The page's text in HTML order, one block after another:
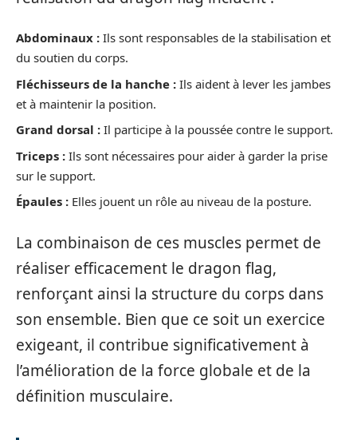
Abdominaux : Ils sont responsables de la stabilisation et
du soutien du corps.
Fléchisseurs de la hanche : Ils aident à lever les jambes
et à maintenir la position.
Grand dorsal : Il participe à la poussée contre le support.
Triceps : Ils sont nécessaires pour aider à garder la prise
sur le support.
Épaules : Elles jouent un rôle au niveau de la posture.
La combinaison de ces muscles permet de
réaliser efficacement le dragon flag,
renforçant ainsi la structure du corps dans
son ensemble. Bien que ce soit un exercice
exigeant, il contribue significativement à
l’amélioration de la force globale et de la
définition musculaire.